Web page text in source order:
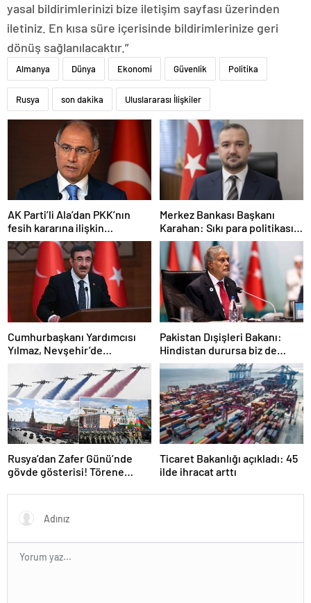
yasal bildirimlerinizi bize iletişim sayfası üzerinden
iletiniz. En kısa süre içerisinde bildirimlerinize geri
dönüş sağlanılacaktır.”
Almanya Dünya Ekonomi Güvenlik Politika
Rusya son dakika Uluslararası İlişkiler
AK Parti’li Ala’dan PKK’nın
fesih kararına ilişkin
açıklama: Pazarlık söz konusu
değildir
Merkez Bankası Başkanı
Karahan: Sıkı para politikası
duruşumuz sürecek
Cumhurbaşkanı Yardımcısı
Yılmaz, Nevşehir’de
temaslarda bulundu! ‘Hiç
kimsenin tereddütü olmasın’
Pakistan Dışişleri Bakanı:
Hindistan durursa biz de
duracağız
Rusya’dan Zafer Günü’nde
gövde gösterisi! Törene
Ticaret Bakanlığı açıkladı: 45
ilde ihracat arttı